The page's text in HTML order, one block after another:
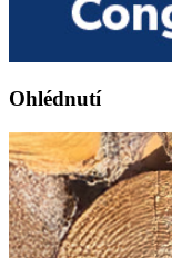
Ohlédnutí